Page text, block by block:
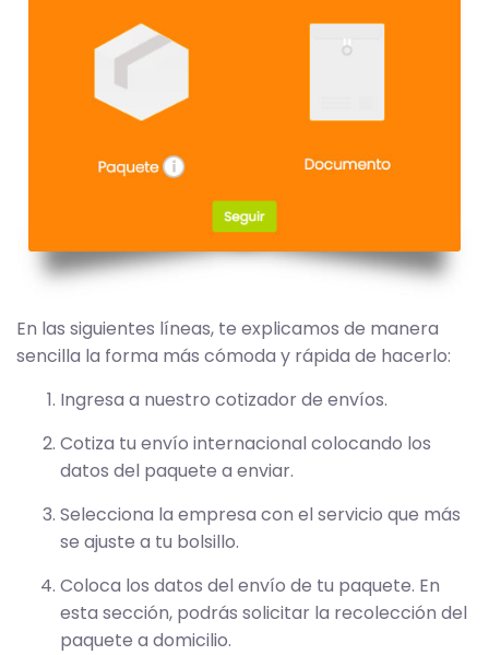
En las siguientes líneas, te explicamos de manera
sencilla la forma más cómoda y rápida de hacerlo:
Ingresa a nuestro cotizador de envíos.
Cotiza tu envío internacional colocando los
datos del paquete a enviar.
Selecciona la empresa con el servicio que más
se ajuste a tu bolsillo.
Coloca los datos del envío de tu paquete. En
esta sección, podrás solicitar la recolección del
paquete a domicilio.